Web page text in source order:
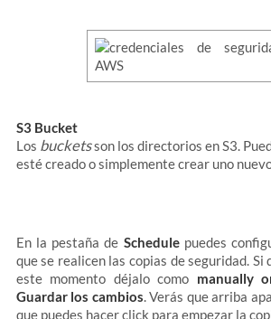
S3 Bucket
Los bucketsson los directorios en S3.
esté creado o simplemente crear uno
En la pestaña de Schedulepuedes
que se realicen las copias de seguridad.
este momento déjalo como manually
Guardar los cambios. Verás que arriba
que puedes hacer click para empezar la